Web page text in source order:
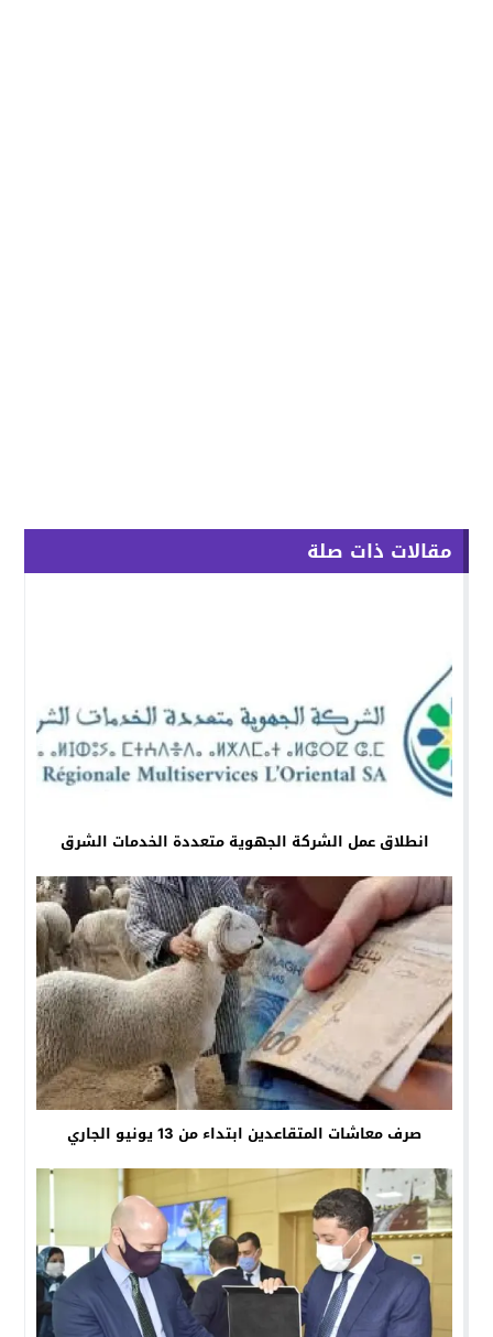
مقالات ذات صلة
انطلاق عمل الشركة الجهوية متعددة الخدمات الشرق
صرف معاشات المتقاعدين ابتداء من 13 يونيو الجاري